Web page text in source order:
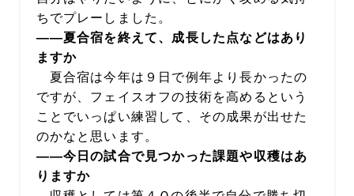
ちでプレーしました。
――夏合宿を終えて、成長した点などはあり
ますか
夏合宿は今年は９日で例年より長かったの
ですが、フェイスオフの技術を高めるという
ことでいっぱい練習して、その成果が出せた
のかなと思います。
――今日の試合で見つかった課題や収穫はあ
りますか